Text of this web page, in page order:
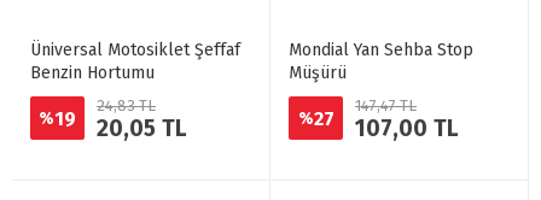
Üniversal Motosiklet Şeffaf
Benzin Hortumu
%19
24,83 TL
20,05 TL
Mondial Yan Sehba Stop
Müşürü
%27
147,47 TL
107,00 TL